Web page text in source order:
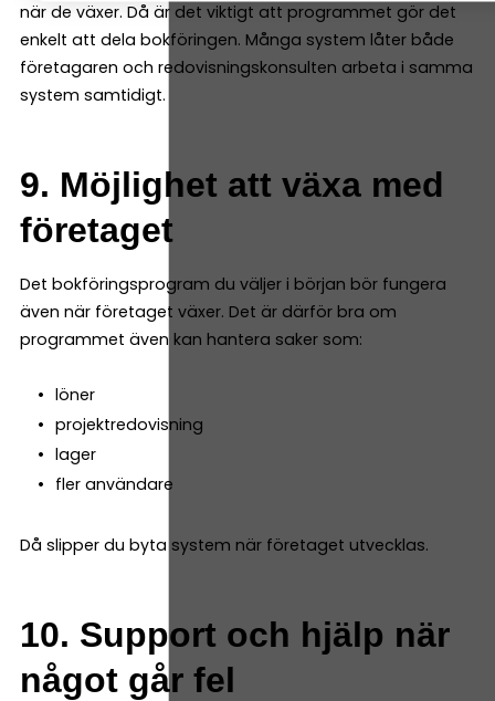
när de växer. Då är det viktigt att programmet gör det
enkelt att dela bokföringen. Många system låter både
företagaren och redovisningskonsulten arbeta i samma
system samtidigt.
9. Möjlighet att växa med
företaget
Det bokföringsprogram du väljer i början bör fungera
även när företaget växer. Det är därför bra om
programmet även kan hantera saker som:
löner
projektredovisning
lager
fler användare
Då slipper du byta system när företaget utvecklas.
10. Support och hjälp när
något går fel